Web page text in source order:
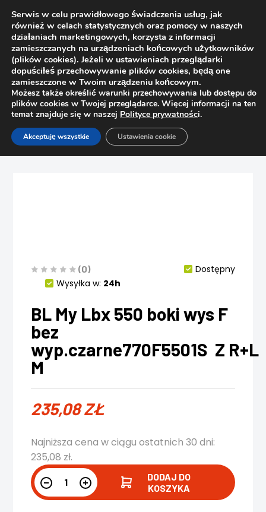
Strona główna Sklep
Bez kategorii
BL My Lbx 550 boki wys F bez
(0)
Dostępny
Wysyłka w: 24h
BL My Lbx 550 boki wys F
bez
wyp.czarne770F5501S Z R+L
M
235,08ZŁ
Najniższa cena w ciągu ostatnich 30 dni:
235,08 zł.
DODAJ DO
KOSZYKA
Serwis w celu prawidłowego świadczenia usług, jak
również w celach statystycznych oraz pomocy w naszych
działaniach marketingowych, korzysta z informacji
zamieszczanych na urządzeniach końcowych użytkowników
(plików cookies). Jeżeli w ustawieniach przeglądarki
dopuściłeś przechowywanie plików cookies, będą one
zamieszczone w Twoim urządzeniu końcowym.
Możesz także określić warunki przechowywania lub dostępu do
plików cookies w Twojej przeglądarce. Więcej informacji na ten
temat znajduje się w naszej Polityce prywatności.
Akceptuję wszystkie Ustawienia cookie